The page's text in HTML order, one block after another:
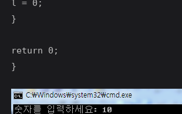
l = 0;
}
return 0;